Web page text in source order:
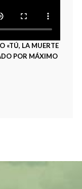
«TÚ, LA MUERTE
POR MÁXIMO